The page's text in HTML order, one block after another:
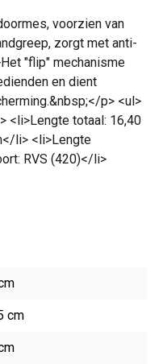
voorzien van
zorgt met anti-
"flip" mechanisme
en dient
p> <ul>
<li>Lengte totaal: 16,40
li> <li>Lengte
RVS (420)</li>
cm